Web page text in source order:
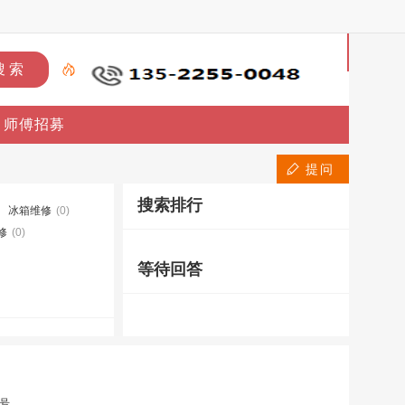
师傅招募
提问
冰箱维修 (0)
(0)
搜索排行
等待回答